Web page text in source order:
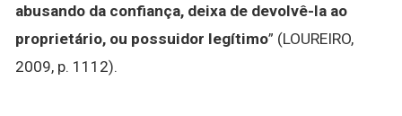
abusando da confiança, deixa de devolvê-la ao
proprietário, ou possuidor legítimo” (LOUREIRO,
2009, p. 1112).